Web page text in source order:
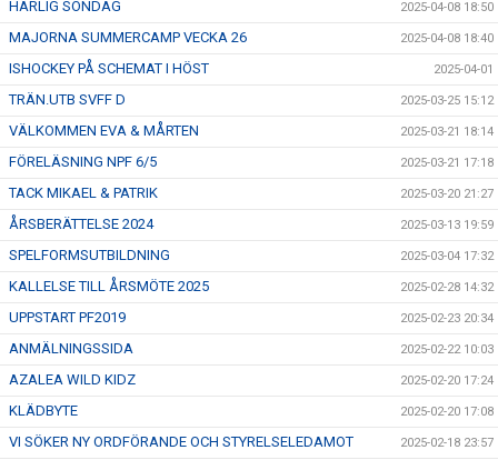
HÄRLIG SÖNDAG 2025-04-08 18:50
MAJORNA SUMMERCAMP VECKA 26 2025-04-08 18:40
ISHOCKEY PÅ SCHEMAT I HÖST 2025-04-01
TRÄN.UTB SVFF D 2025-03-25 15:12
VÄLKOMMEN EVA & MÅRTEN 2025-03-21 18:14
FÖRELÄSNING NPF 6/5 2025-03-21 17:18
TACK MIKAEL & PATRIK 2025-03-20 21:27
ÅRSBERÄTTELSE 2024 2025-03-13 19:59
SPELFORMSUTBILDNING 2025-03-04 17:32
KALLELSE TILL ÅRSMÖTE 2025 2025-02-28 14:32
UPPSTART PF2019 2025-02-23 20:34
ANMÄLNINGSSIDA 2025-02-22 10:03
AZALEA WILD KIDZ 2025-02-20 17:24
KLÄDBYTE 2025-02-20 17:08
VI SÖKER NY ORDFÖRANDE OCH STYRELSELEDAMOT 2025-02-18 23:57